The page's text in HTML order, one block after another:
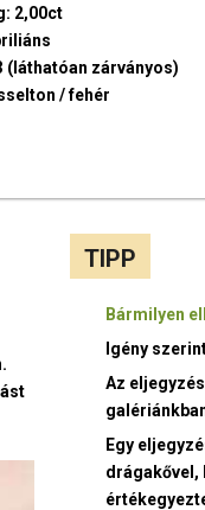
2,00ct
(láthatóan zárványos)
/ fehér
TIPP
Bármilyen
Igény
Az
Egy
drágakővel,